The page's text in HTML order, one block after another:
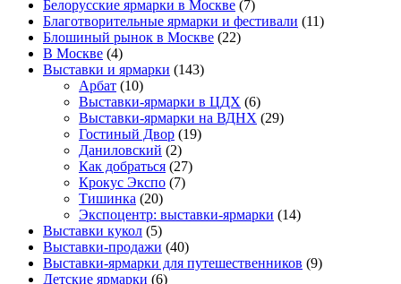
Белорусские ярмарки в Москве (7)
Благотворительные ярмарки и фестивали (11)
Блошиный рынок в Москве (22)
В Москве (4)
Выставки и ярмарки (143)
Арбат (10)
Выставки-ярмарки в ЦДХ (6)
Выставки-ярмарки на ВДНХ (29)
Гостиный Двор (19)
Даниловский (2)
Как добраться (27)
Крокус Экспо (7)
Тишинка (20)
Экспоцентр: выставки-ярмарки (14)
Выставки кукол (5)
Выставки-продажи (40)
Выставки-ярмарки для путешественников (9)
Детские ярмарки (6)